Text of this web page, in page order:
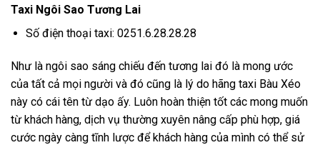
Taxi Ngôi Sao Tương Lai
Số điện thoại taxi: 0251.6.28.28.28
Như là ngôi sao sáng chiếu đến tương lai đó là mong ước
của tất cả mọi người và đó cũng là lý do hãng taxi Bàu Xéo
này có cái tên từ dạo ấy. Luôn hoàn thiện tốt các mong muốn
từ khách hàng, dịch vụ thường xuyên nâng cấp phù hợp, giá
cước ngày càng tĩnh lược để khách hàng của mình có thể sử